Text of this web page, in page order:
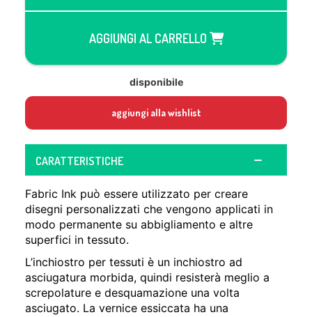
AGGIUNGI AL CARRELLO
disponibile
aggiungi alla wishlist
CARATTERISTICHE
Fabric Ink può essere utilizzato per creare
disegni personalizzati che vengono applicati in
modo permanente su abbigliamento e altre
superfici in tessuto.
L’inchiostro per tessuti è un inchiostro ad
asciugatura morbida, quindi resisterà meglio a
screpolature e desquamazione una volta
asciugato. La vernice essiccata ha una